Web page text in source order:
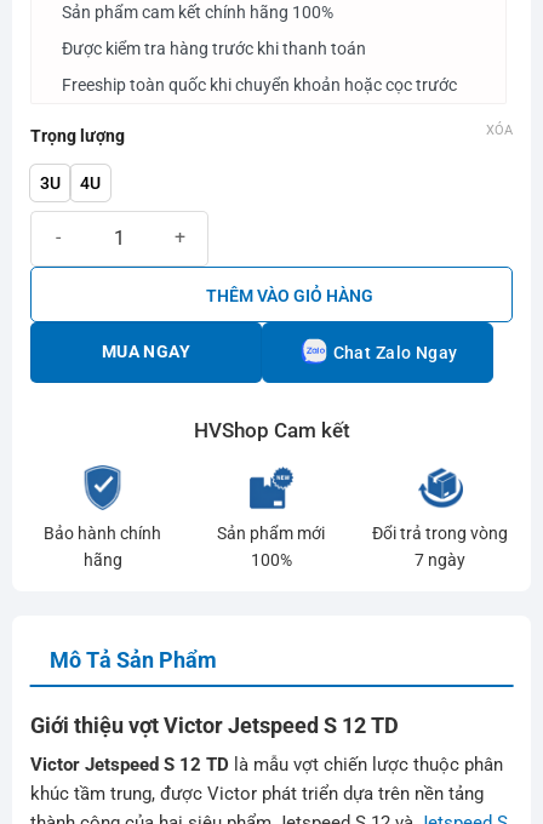
Sản phẩm cam kết chính hãng 100%
Được kiểm tra hàng trước khi thanh toán
Freeship toàn quốc khi chuyển khoản hoặc cọc trước
Trọng lượng
3U 4U
XÓA
THÊM VÀO GIỎ HÀNG
MUA NGAY Chat Zalo Ngay
HVShop Cam kết
Bảo hành chính
hãng
Sản phẩm mới
100%
Đổi trả trong vòng
7 ngày
Mô Tả Sản Phẩm
Giới thiệu vợt Victor Jetspeed S 12 TD
Victor Jetspeed S 12 TD là mẫu vợt chiến lược thuộc phân
khúc tầm trung, được Victor phát triển dựa trên nền tảng